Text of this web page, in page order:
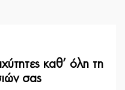
καθ’ όλη τη
σας